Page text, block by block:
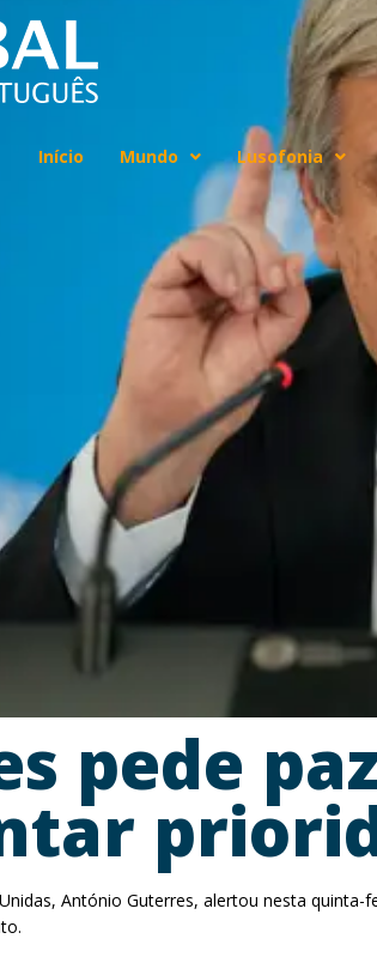
Início Mundo Lusofonia
pede
António Guterres, alertou nesta